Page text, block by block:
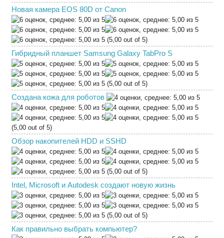
Новая камера EOS 80D от Canon
(5,00 out of 5)
Гибридный планшет Samsung Galaxy TabPro S
(5,00 out of 5)
Создана кожа для роботов
(5,00 out of 5)
Обзор накопителей HDD и SSHD
(5,00 out of 5)
Intel, Microsoft и Autodesk создают новую жизнь
(5,00 out of 5)
Как правильно выбрать компьютер?